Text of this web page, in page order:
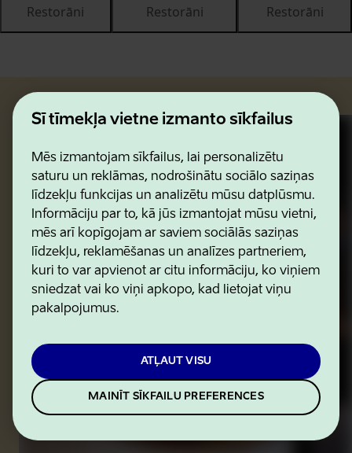
Šī tīmekļa vietne izmanto sīkfailus
Mēs izmantojam sīkfailus, lai personalizētu
saturu un reklāmas, nodrošinātu sociālo saziņas
līdzekļu funkcijas un analizētu mūsu datplūsmu.
Informāciju par to, kā jūs izmantojat mūsu vietni,
mēs arī kopīgojam ar saviem sociālās saziņas
līdzekļu, reklamēšanas un analīzes partneriem,
kuri to var apvienot ar citu informāciju, ko viņiem
sniedzat vai ko viņi apkopo, kad lietojat viņu
pakalpojumus.
ATĻAUT VISU
MAINĪT SĪKFAILU PREFERENCES
Restorāni Restorāni Restorāni